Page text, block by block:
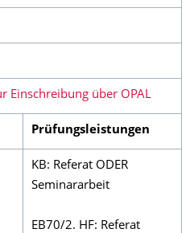
Einschreibung über OPAL
Prüfungsleistungen
KB: Referat ODER
Seminararbeit
EB70/2. HF: Referat